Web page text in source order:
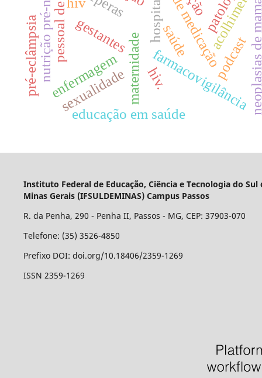
gestantesmaternidade
hospitais
farmacovigilância
educação em saúde
enfermagem
acolhimento
hiv.
saúde podcast
sexualidade
nutrição pré-natal
pré-eclâmpsia
Instituto Federal de Educação, Ciência e Tecnologia do Sul
Minas Gerais (IFSULDEMINAS) Campus Passos
R. da Penha, 290 - Penha II, Passos - MG, CEP: 37903-070
Telefone: (35) 3526-4850
Prefixo DOI: doi.org/10.18406/2359-1269
ISSN 2359-1269